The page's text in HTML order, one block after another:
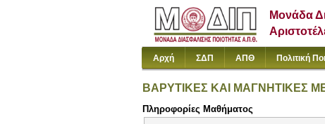
Μονάδα
Αρχή ΣΔΠ ΑΠΘ Πολιτική
ΒΑΡΥΤΙΚΕΣ ΚΑΙ ΜΑΓΝΗΤΙΚΕΣ
Πληροφορίες Μαθήματος